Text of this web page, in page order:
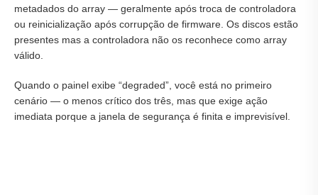
metadados do array — geralmente após troca de controladora
ou reinicialização após corrupção de firmware. Os discos estão
presentes mas a controladora não os reconhece como array
válido.
Quando o painel exibe “degraded”, você está no primeiro
cenário — o menos crítico dos três, mas que exige ação
imediata porque a janela de segurança é finita e imprevisível.